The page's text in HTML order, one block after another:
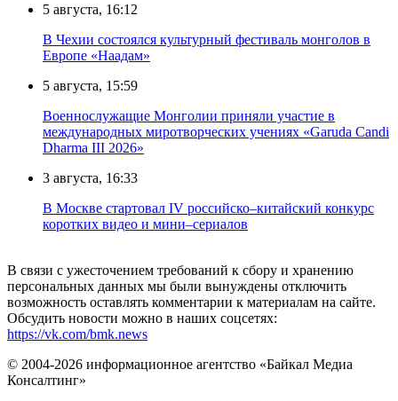
5 августа, 16:12
В Чехии состоялся культурный фестиваль монголов в
Европе «Наадам»
5 августа, 15:59
Военнослужащие Монголии приняли участие в
международных миротворческих учениях «Garuda Candi
Dharma III 2026»
3 августа, 16:33
В Москве стартовал IV российско–китайский конкурс
коротких видео и мини–сериалов
В связи с ужесточением требований к сбору и хранению
персональных данных мы были вынуждены отключить
возможность оставлять комментарии к материалам на сайте.
Обсудить новости можно в наших соцсетях:
https://vk.com/bmk.news
© 2004-2026 информационное агентство «Байкал Медиа
Консалтинг»